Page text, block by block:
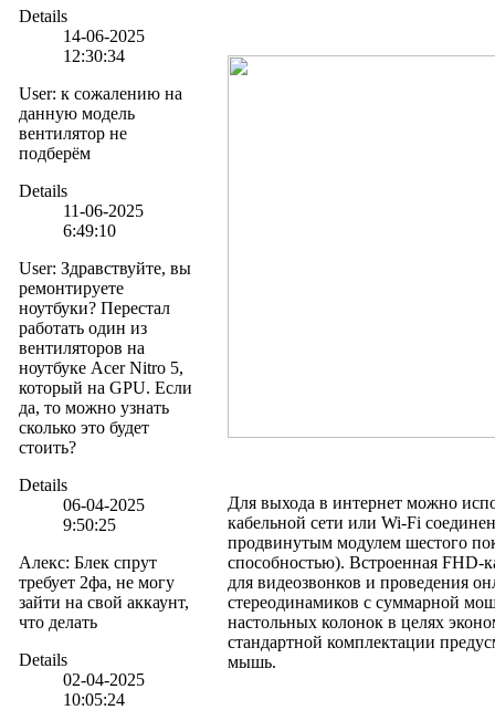
Details
14-06-2025
12:30:34
User: к сожалению на
данную модель
вентилятор не
подберём
Details
11-06-2025
6:49:10
User: Здравствуйте, вы
ремонтируете
ноутбуки? Перестал
работать один из
вентиляторов на
ноутбуке Acer Nitro 5,
который на GPU. Если
да, то можно узнать
сколько это будет
стоить?
Details
06-04-2025
9:50:25
Алекс: Блек спрут
требует 2фа, не могу
зайти на свой аккаунт,
что делать
Details
02-04-2025
10:05:24
Для выхода в интернет можно
кабельной сети или Wi-Fi
продвинутым модулем шестого
способностью). Встроенная
для видеозвонков и проведения
стереодинамиков с суммарной
настольных колонок в целях
стандартной комплектации
мышь.